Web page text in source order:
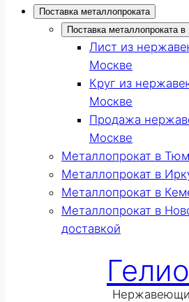
Поставка металлопроката
Поставка металлопроката
Лист из
Москве
Круг из
Москве
Продажа
Москве
Металлопрокат в
Металлопрокат в
Металлопрокат в
Металлопрокат в
доставкой